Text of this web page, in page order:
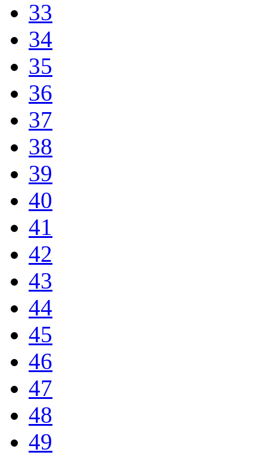
33
34
35
36
37
38
39
40
41
42
43
44
45
46
47
48
49